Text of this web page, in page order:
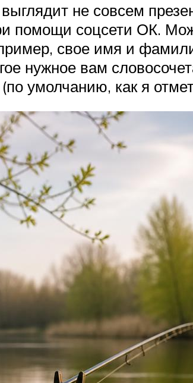
не совсем
помощи соцсети ОК.
свое имя и
нужное вам
умолчанию, как я